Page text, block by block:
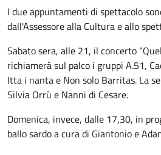
I due appuntamenti di spettacolo
dall'Assessore alla Cultura e allo
Sabato sera, alle 21, il concerto
richiamerà sul palco i gruppi A.51,
Itta i nanta e Non solo Barritas. La
Silvia Orrù e Nanni di Cesare.
Domenica, invece, dalle 17,30, in
ballo sardo a cura di Giantonio e